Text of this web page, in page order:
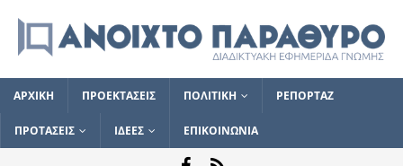
ΑΡΧΙΚΗ ΠΡΟΕΚΤΑΣΕΙΣ ΠΟΛΙΤΙΚΗ ΡΕΠΟΡΤΑΖ
ΠΡΟΤΑΣΕΙΣ ΙΔΕΕΣ ΕΠΙΚΟΙΝΩΝΙΑ